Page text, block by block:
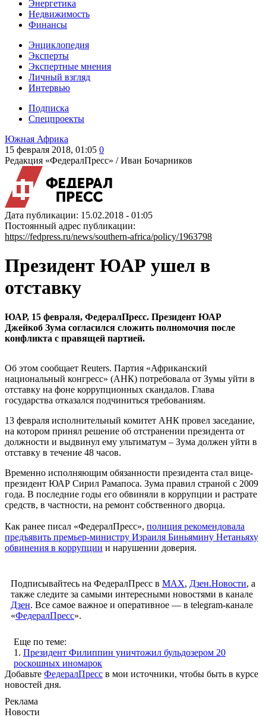
Энергетика
Недвижимость
Финансы
Энциклопедия
Эксперты
Экспертные мнения
Личный взгляд
Интервью
Подписка
Спецпроекты
Южная Африка
15 февраля 2018, 01:05 0
Редакция «ФедералПресс» /Иван Бочарников
Дата публикации: 15.02.2018 - 01:05
Постоянный адрес публикации:
https://fedpress.ru/news/southern-africa/policy/1963798
Президент ЮАР ушел в
отставку
ЮАР, 15 февраля, ФедералПресс. Президент ЮАР
Джейкоб Зума согласился сложить полномочия после
конфликта с правящей партией.
Об этом сообщает Reuters. Партия «Африканский
национальный конгресс» (АНК) потребовала от Зумы уйти в
отставку на фоне коррупционных скандалов. Глава
государства отказался подчиниться требованиям.
13 февраля исполнительный комитет АНК провел заседание,
на котором принял решение об отстранении президента от
должности и выдвинул ему ультиматум – Зума должен уйти в
отставку в течение 48 часов.
Временно исполняющим обязанности президента стал вице-
президент ЮАР Сирил Рамапоса. Зума правил страной с 2009
года. В последние годы его обвиняли в коррупции и растрате
средств, в частности, на ремонт собственного дворца.
Как ранее писал «ФедералПресс», полиция рекомендовала
предъявить премьер-министру Израиля Биньямину Нетаньяху
обвинения в коррупции и нарушении доверия.
Подписывайтесь на ФедералПресс в МАХ, Дзен.Новости, а
также следите за самыми интересными новостями в канале
Дзен. Все самое важное и оперативное — в telegram-канале
«ФедералПресс».
Еще по теме:
1. Президент Филиппин уничтожил бульдозером 20
роскошных иномарок
Добавьте ФедералПресс в мои источники, чтобы быть в курсе
новостей дня.
Реклама
Новости